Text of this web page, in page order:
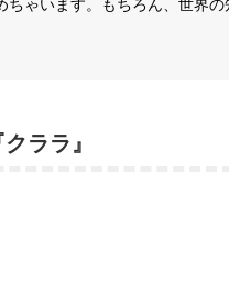
ちゃいます。もちろん、世界
ララ』